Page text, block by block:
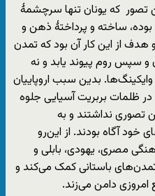
تصور که یونان تنها سرچشمۀ
بوده، ساخته و پرداختۀ ذهن و
هدف از این کار آن بود که تمدن
و سپس روم پیوند یابد و نه
بدین سبب اروپاییان
ظلمات بربریت آسیایی جلوه
تصوری نداشتند و به
آگاه بودند. از این‌رو
مصری، یهودی، بابلی و
باستانی کمک می‌کند و
دامن می‌زند.